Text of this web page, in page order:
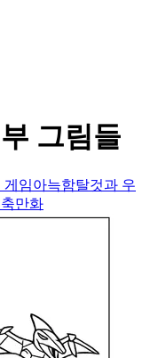
그림들
게임아늑함탈것과 우
만화